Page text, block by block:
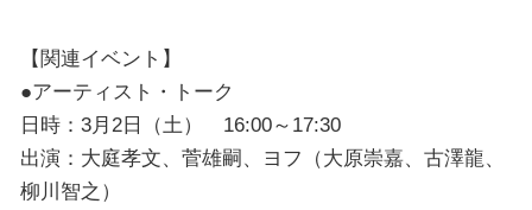
【関連イベント】
●アーティスト・トーク
日時：3月2日（土） 16:00～17:30
出演：大庭孝文、菅雄嗣、ヨフ（大原崇嘉、古澤龍、
柳川智之）